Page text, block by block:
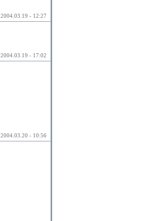
2004.03.19 - 12:27
2004.03.19 - 17:02
2004.03.20 - 10:56